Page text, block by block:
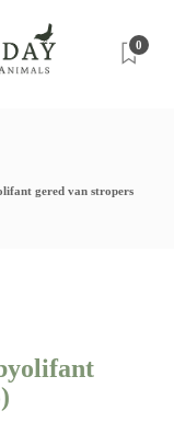
0
gered van stropers